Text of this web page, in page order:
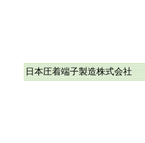
日本圧着端子製造株式会社